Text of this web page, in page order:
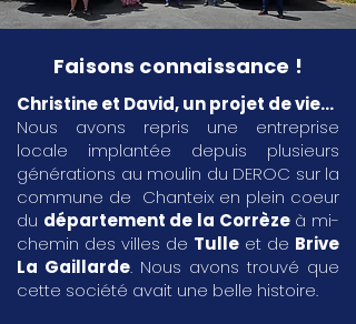
Faisons connaissance !
Christine et David, un projet de vie...
Nous avons repris une entreprise
locale implantée depuis plusieurs
générations au moulin du DEROC sur la
commune de Chanteix en plein coeur
du département de la Corrèzeà mi-
chemin des villes de Tulle et de Brive
La Gaillarde. Nous avons trouvé que
cette société avait une belle histoire.